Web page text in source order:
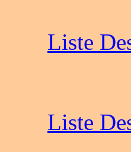
Liste
Liste